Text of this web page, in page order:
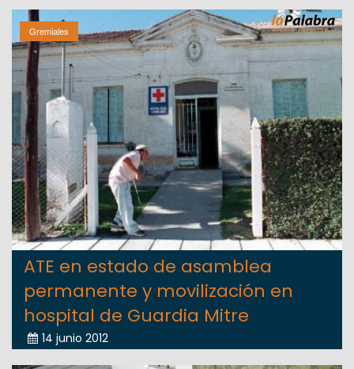
Gremiales
ATE en estado de asamblea
permanente y movilización en
hospital de Guardia Mitre
14 junio 2012